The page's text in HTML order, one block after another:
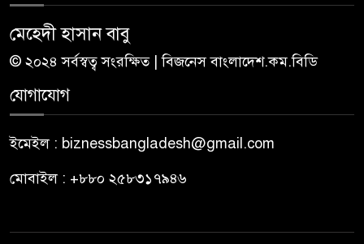
মেহেদী হাসান বাবু
© ২০২৪ সর্বস্বত্ব সংরক্ষিত | বিজনেস বাংলাদেশ.কম.বিডি
যোগাযোগ
ইমেইল : biznessbangladesh@gmail.com
মোবাইল : +৮৮০ ২৫৮৩১৭৯৪৬